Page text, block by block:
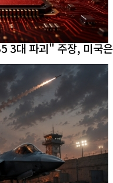
3대 파괴" 주장, 미국은